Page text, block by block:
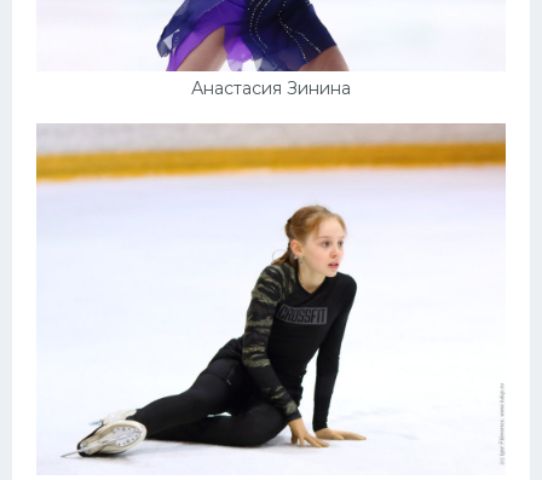
Анастасия Зинина